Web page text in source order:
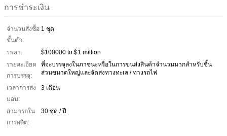
การชำระเงิน
จำนวนสั่งซื้อ
ขั้นต่ำ:
1 ชุด
ราคา:
$100000 to $1 million
รายละเอียด
การบรรจุ:
ที่จะบรรจุลงในภาชนะหรือในการขนส่งสินค้าจำนวนมากสำหรับชิ้น
ส่วนขนาดใหญ่และจัดส่งทางทะเล / ทางรถไฟ
เวลาการส่ง
มอบ:
3 เดือน
สามารถใน
การผลิต:
30 ชุด / ปี